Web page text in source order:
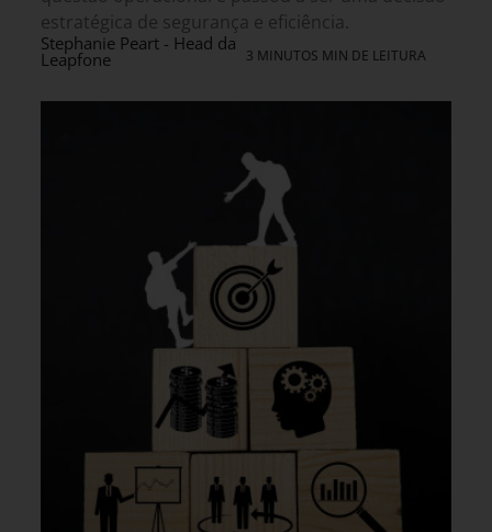
estratégica de segurança e eficiência.
Stephanie Peart - Head da
Leapfone 3 MINUTOS MIN DE LEITURA